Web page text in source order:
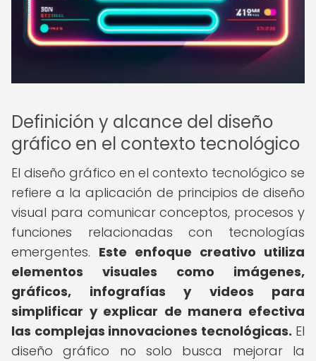
Definición y alcance del diseño
gráfico en el contexto tecnológico
El diseño gráfico en el contexto tecnológico se
refiere a la aplicación de principios de diseño
visual para comunicar conceptos, procesos y
funciones relacionadas con tecnologías
emergentes. Este enfoque creativo utiliza
elementos visuales como imágenes,
gráficos, infografías y videos para
simplificar y explicar de manera efectiva
las complejas innovaciones tecnológicas. El
diseño gráfico no solo busca mejorar la